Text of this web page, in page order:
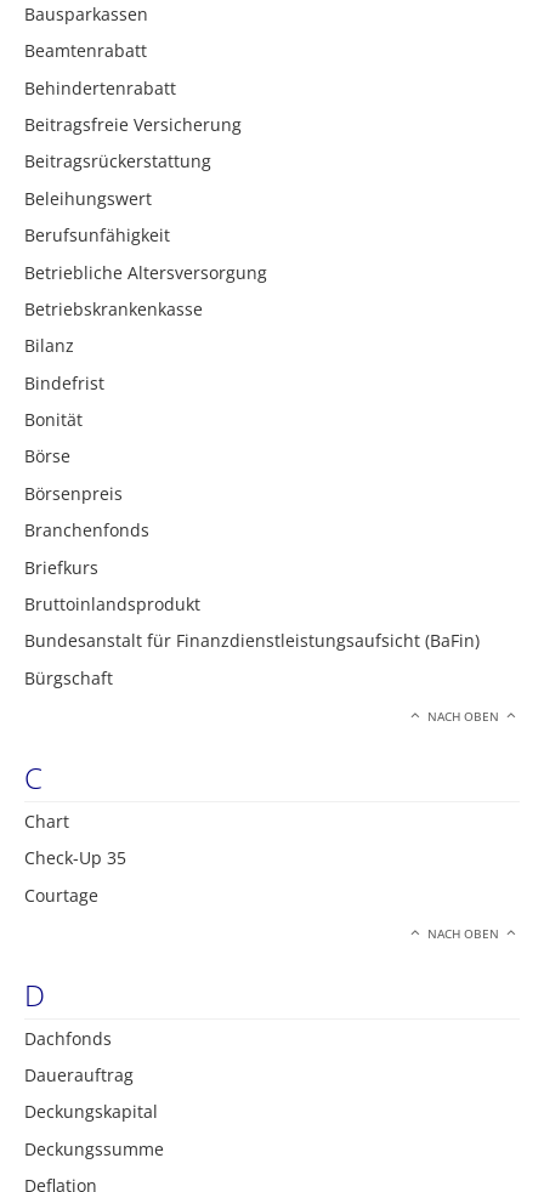
Bausparkassen
Beamtenrabatt
Behindertenrabatt
Beitragsfreie Versicherung
Beitragsrückerstattung
Beleihungswert
Berufsunfähigkeit
Betriebliche Altersversorgung
Betriebskrankenkasse
Bilanz
Bindefrist
Bonität
Börse
Börsenpreis
Branchenfonds
Briefkurs
Bruttoinlandsprodukt
Bundesanstalt für Finanzdienstleistungsaufsicht (BaFin)
Bürgschaft
NACH OBEN
C
Chart
Check-Up 35
Courtage
NACH OBEN
D
Dachfonds
Dauerauftrag
Deckungskapital
Deckungssumme
Deflation